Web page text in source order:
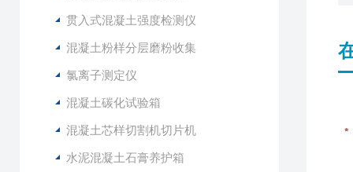
贯入式混凝土强度检测仪
混凝土粉样分层磨粉收集
氯离子测定仪
混凝土碳化试验箱
混凝土芯样切割机切片机
水泥混凝土石膏养护箱